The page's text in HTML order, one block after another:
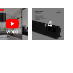
+4